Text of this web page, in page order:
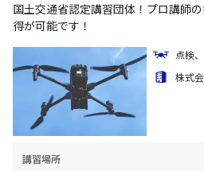
国土交通省認定講習団体！プロ講師
得が可能です！
点検
株式
講習場所